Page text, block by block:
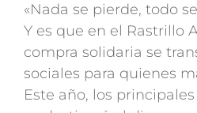
«Nada se pierde, todo
Y es que en el Rastrillo
compra solidaria se
sociales para quienes
Este año, los